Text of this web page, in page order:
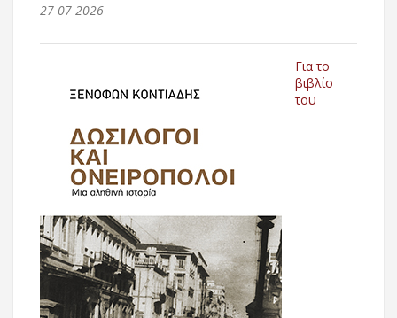
27-07-2026
Για το
βιβλίο
του